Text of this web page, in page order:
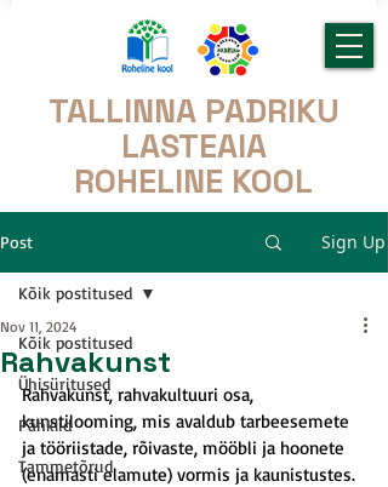
TALLINNA PADRIKU
LASTEAIA
ROHELINE KOOL
Post Sign Up
Kõik postitused
Ühisüritused
Pähklid
Tammetõrud
Kõik postitused
Rahvakunst
Nov 11, 2024
Rahvakunst, rahvakultuuri osa,
kunstilooming, mis avaldub tarbeesemete
ja tööriistade, rõivaste, mööbli ja hoonete
(enamasti elamute) vormis ja kaunistustes.